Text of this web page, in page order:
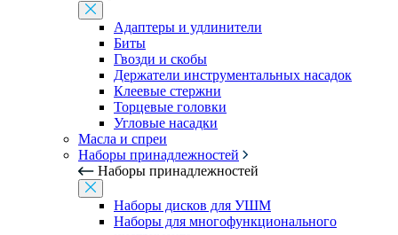
Адаптеры и удлинители
Биты
Гвозди и скобы
Держатели инструментальных насадок
Клеевые стержни
Торцевые головки
Угловые насадки
Масла и спреи
Наборы принадлежностей
Наборы принадлежностей
Наборы дисков для УШМ
Наборы для многофункционального